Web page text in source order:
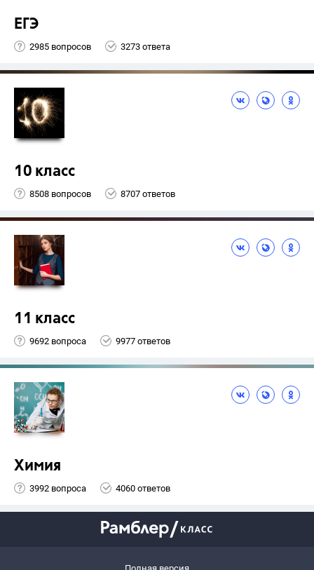
ЕГЭ
2985 вопросов 3273 ответа
10 класс
8508 вопросов 8707 ответов
11 класс
9692 вопроса 9977 ответов
Химия
3992 вопроса 4060 ответов